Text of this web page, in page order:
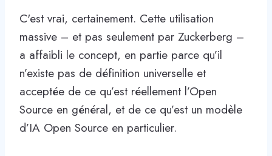
C'est vrai, certainement. Cette utilisation
massive – et pas seulement par Zuckerberg –
a affaibli le concept, en partie parce qu’il
n’existe pas de définition universelle et
acceptée de ce qu’est réellement l’Open
Source en général, et de ce qu’est un modèle
d’IA Open Source en particulier.